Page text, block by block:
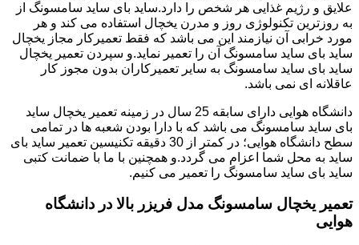
علایق و رژیم غذایی هر شخص را دارد.ساید بای ساید سامسونگ از
به روزترین تکنولوژی روز و مدرن یخچال استفاده می کند و هر
مورد خرابی آن نیازمند این می باشد که فقط تعمیرکار مجاز یخچال
ساید بای ساید سامسونگ آن را تعمیر نماید.و سپردن تعمیر یخچال
ساید بای ساید سامسونگ به سایر تعمیرکاران بدون مجوز کار
عاقلانه ای نمی باشد.
دانشگاه هوایی دارای سابقه 25 سال در زمینه تعمیر یخچال ساید
بای ساید سامسونگ می باشد که با دارا بودن شعبه ها در تمامی
سطح دانشگاه هوایی؛ در کمتر از 30 دقیقه تکنیسین تعمیر ساید بای
ساید به محل شما اعزام می گردد.و همچنین با ما با ضمانت کتبی
ساید بای ساید سامسونگ را تعمیر می کنیم.
تعمیر یخچال سامسونگ مدل فریزر بالا در دانشگاه
هوایی